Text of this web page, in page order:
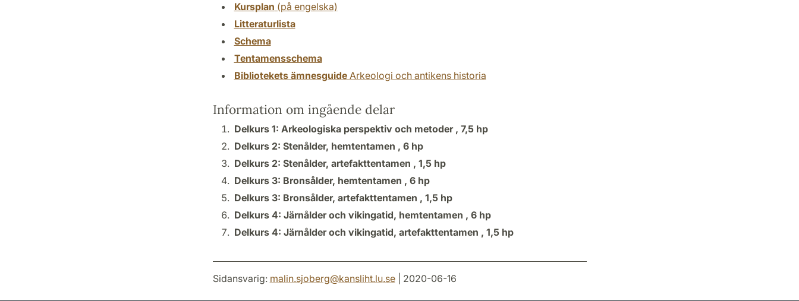
Kursplan (på engelska)
Litteraturlista
Schema
Tentamensschema
Bibliotekets ämnesguideArkeologi och antikens historia
Information om ingående delar
Delkurs 1: Arkeologiska perspektiv och metoder , 7,5 hp
Delkurs 2: Stenålder, hemtentamen , 6 hp
Delkurs 2: Stenålder, artefakttentamen , 1,5 hp
Delkurs 3: Bronsålder, hemtentamen , 6 hp
Delkurs 3: Bronsålder, artefakttentamen , 1,5 hp
Delkurs 4: Järnålder och vikingatid, hemtentamen , 6 hp
Delkurs 4: Järnålder och vikingatid, artefakttentamen , 1,5 hp
Sidansvarig: malin.sjoberg@kansliht.lu.se| 2020-06-16